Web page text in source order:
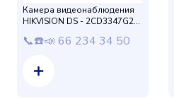
Камера видеонаблюдения
HIKVISION DS - 2CD3347G2-
📞☎️📣 66 234 34 50